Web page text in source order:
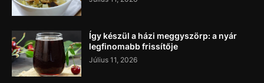
Így készül a házi meggyszörp: a nyár
legfinomabb frissítője
Július 11, 2026